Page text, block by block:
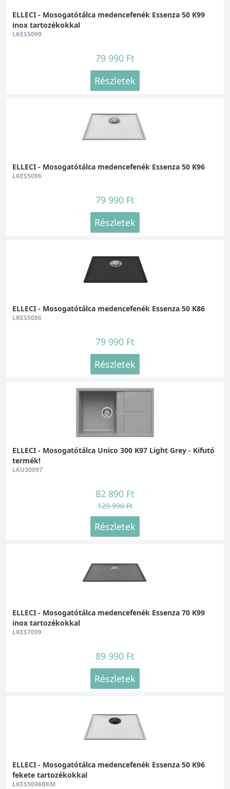
meggátolja a mikroorganizmusok
kifejlődését, valamint elősegíti a baktériumok
eltávolítását, ezzel higiéniát és tisztaságot hoz
alkotó ezüst ionok 100%-os antibakteriális
védelmet nyújtanak.
ELLECI - Mosogatótálca medencefenék Essenza 50 K99
inox tartozékokkal
LKES5099
79 990 Ft
Részletek
ELLECI - Mosogatótálca medencefenék Essenza 50 K96
LKES5096
79 990 Ft
Részletek
ELLECI - Mosogatótálca medencefenék Essenza 50 K86
LKES5086
79 990 Ft
Részletek
ELLECI - Mosogatótálca Unico 300 K97 Light Grey - Kifutó
termék!
LKU30097
82 890 Ft
129 990 Ft
Részletek
ELLECI - Mosogatótálca medencefenék Essenza 70 K99
inox tartozékokkal
LKES7099
89 990 Ft
Részletek
ELLECI - Mosogatótálca medencefenék Essenza 50 K96
fekete tartozékokkal
LKES5096BKM